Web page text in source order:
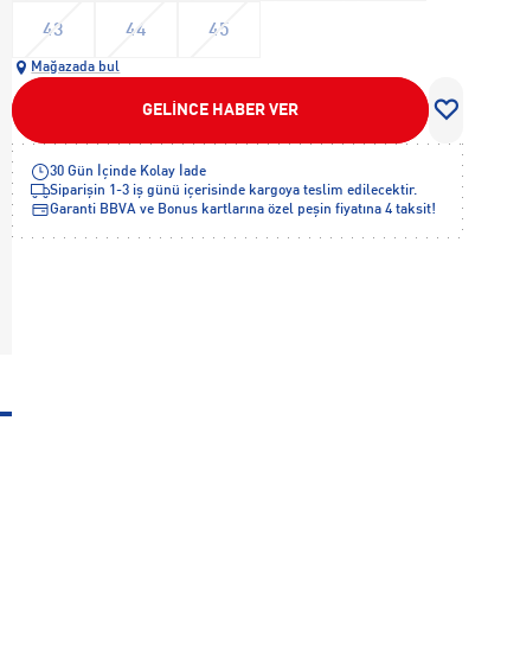
43 44 45
Mağazada bul
GELİNCE HABER VER
30 Gün İçinde Kolay İade
Siparişin 1-3 iş günü içerisinde kargoya teslim edilecektir.
Garanti BBVA ve Bonus kartlarına özel peşin fiyatına 4 taksit!